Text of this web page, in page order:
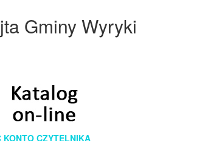
Gminy Wyryki
CZYTELNIKA